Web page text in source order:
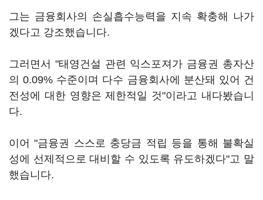
그는 금융회사의 손실흡수능력을 지속 확충해 나가
겠다고 강조했습니다.
그러면서 "태영건설 관련 익스포져가 금융권 총자산
의 0.09% 수준이며 다수 금융회사에 분산돼 있어 건
전성에 대한 영향은 제한적일 것"이라고 내다봤습니
다.
이어 "금융권 스스로 충당금 적립 등을 통해 불확실
성에 선제적으로 대비할 수 있도록 유도하겠다"고 말
했습니다.